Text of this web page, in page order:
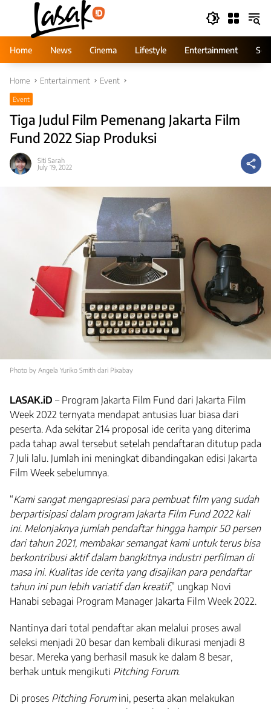
Home
News Cinema Lifestyle Entertainment
Home Entertainment Event
Event
Tiga Judul Film Pemenang Jakarta Film
Fund 2022 Siap Produksi
Siti Sarah
July 19, 2022
Photo by Angela Yuriko Smith dari Pixabay
LASAK.iD – Program Jakarta Film Fund dari Jakarta Film
Week 2022 ternyata mendapat antusias luar biasa dari
peserta. Ada sekitar 214 proposal ide cerita yang diterima
pada tahap awal tersebut setelah pendaftaran ditutup pada
7 Juli lalu. Jumlah ini meningkat dibandingakan edisi Jakarta
Film Week sebelumnya.
“Kami sangat mengapresiasi para pembuat film yang sudah
berpartisipasi dalam program Jakarta Film Fund 2022 kali
ini. Melonjaknya jumlah pendaftar hingga hampir 50 persen
dari tahun 2021, membakar semangat kami untuk terus bisa
berkontribusi aktif dalam bangkitnya industri perfilman di
masa ini. Kualitas ide cerita yang disajikan para pendaftar
tahun ini pun lebih variatif dan kreatif,” ungkap Novi
Hanabi sebagai Program Manager Jakarta Film Week 2022.
Nantinya dari total pendaftar akan melalui proses awal
seleksi menjadi 20 besar dan kembali dikurasi menjadi 8
besar. Mereka yang berhasil masuk ke dalam 8 besar,
berhak untuk mengikuti Pitching Forum.
Di proses Pitching Forumini, peserta akan melakukan